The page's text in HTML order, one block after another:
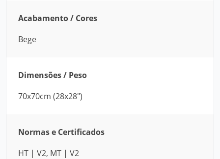
Acabamento / Cores
Bege
Dimensões / Peso
70x70cm (28x28")
Normas e Certificados
HT | V2, MT | V2